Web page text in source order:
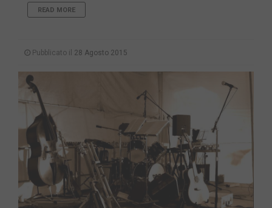
READ MORE
Pubblicato il 28 Agosto 2015